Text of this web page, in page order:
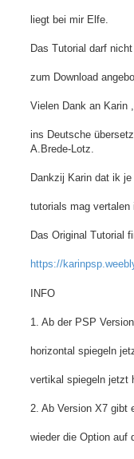
liegt bei mir Elfe.
Das Tutorial darf
zum Download
Vielen Dank an Karin
ins Deutsche
A.Brede-Lotz.
Dankzij Karin dat ik je
tutorials mag vertalen
Das Original Tutorial
https://
INFO
1. Ab der PSP
horizontal spiegeln
vertikal spiegeln jetzt
2. Ab Version X7 gibt
wieder die Option auf